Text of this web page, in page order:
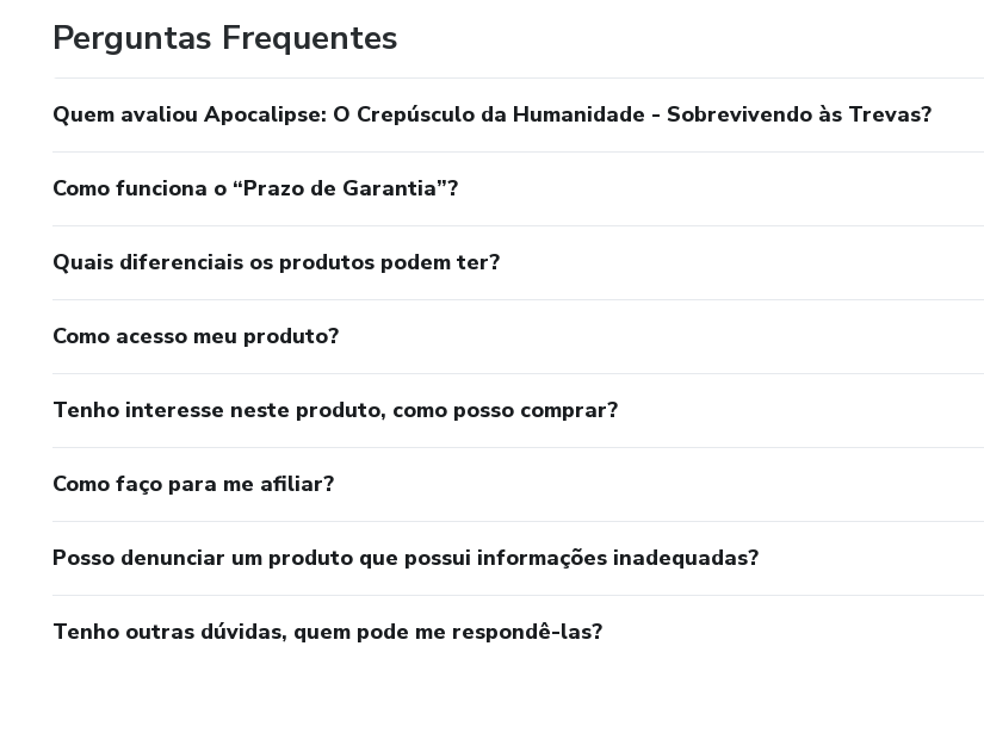
Perguntas Frequentes
Quem avaliou Apocalipse: O Crepúsculo da Humanidade - Sobrevivendo às Trevas?
Como funciona o “Prazo de Garantia”?
Quais diferenciais os produtos podem ter?
Como acesso meu produto?
Tenho interesse neste produto, como posso comprar?
Como faço para me afiliar?
Posso denunciar um produto que possui informações inadequadas?
Tenho outras dúvidas, quem pode me respondê-las?